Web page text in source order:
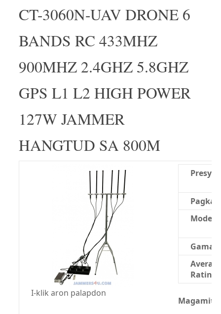
CT-3060N-UAV DRONE 6
BANDS RC 433MHZ
900MHZ 2.4GHZ 5.8GHZ
GPS L1 L2 HIGH POWER
127W JAMMER
HANGTUD SA 800M
I-klik aron palapdon
Presyo:
Gama:
Rating:
Magamit